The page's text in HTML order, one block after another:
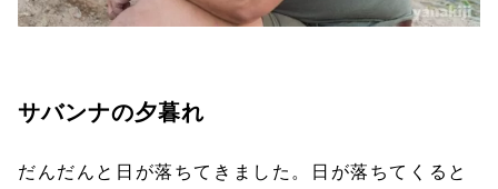
サバンナの夕暮れ
だんだんと日が落ちてきました。日が落ちてくると